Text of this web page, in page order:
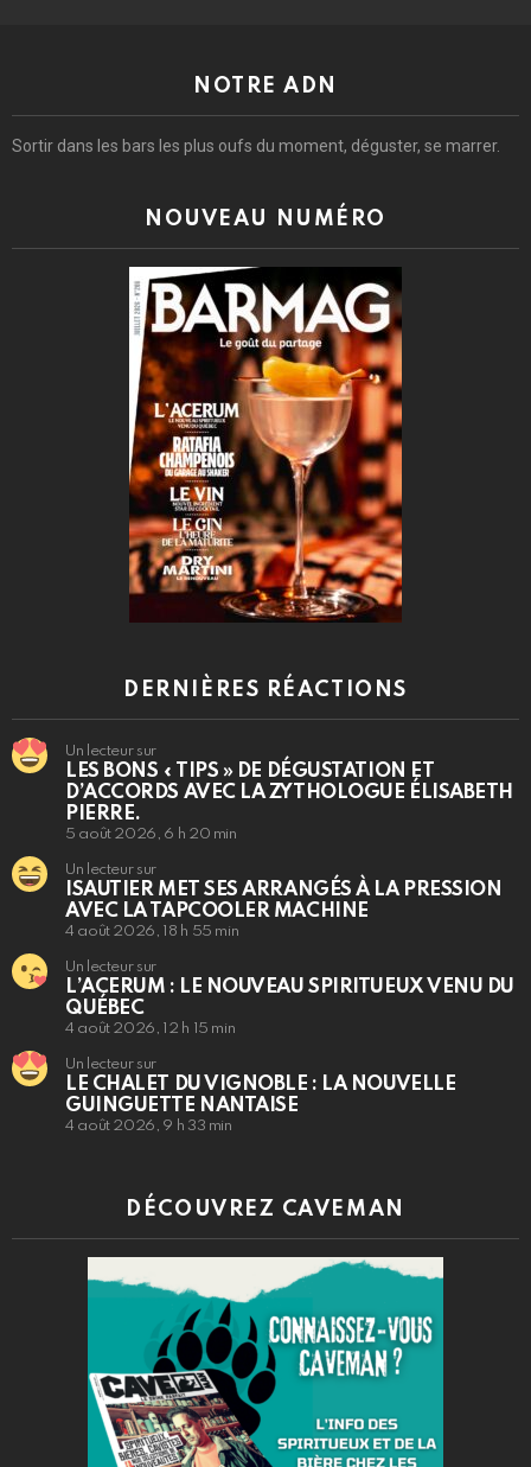
NOTRE ADN
Sortir dans les bars les plus oufs du moment, déguster, se marrer.
NOUVEAU NUMÉRO
DERNIÈRES RÉACTIONS
Un lecteur sur
LES BONS « TIPS » DE DÉGUSTATION ET
D’ACCORDS AVEC LA ZYTHOLOGUE ÉLISABETH
PIERRE.
5 août 2026, 6 h 20 min
Un lecteur sur
ISAUTIER MET SES ARRANGÉS À LA PRESSION
AVEC LA TAPCOOLER MACHINE
4 août 2026, 18 h 55 min
Un lecteur sur
L’ACERUM : LE NOUVEAU SPIRITUEUX VENU DU
QUÉBEC
4 août 2026, 12 h 15 min
Un lecteur sur
LE CHALET DU VIGNOBLE : LA NOUVELLE
GUINGUETTE NANTAISE
4 août 2026, 9 h 33 min
DÉCOUVREZ CAVEMAN